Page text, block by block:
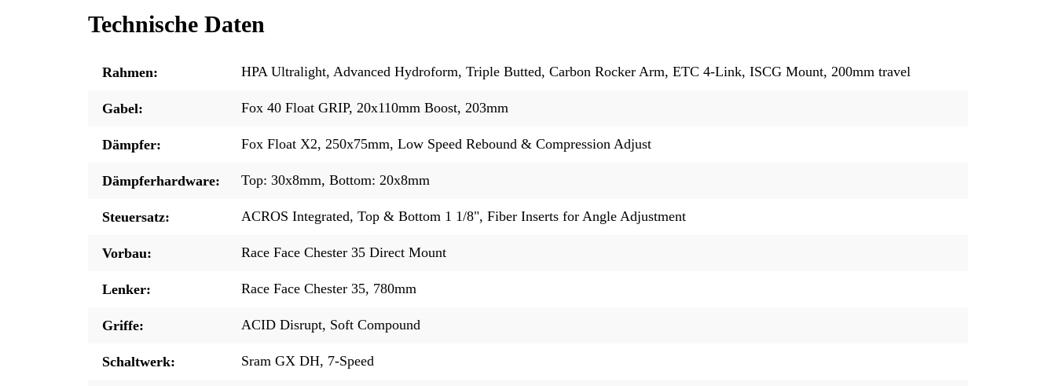
Technische Daten
Rahmen: HPA Ultralight, Advanced Hydroform, Triple Butted, Carbon Rocker Arm, ETC 4-Link, ISCG Mount, 200mm travel
Gabel: Fox 40 Float GRIP, 20x110mm Boost, 203mm
Dämpfer: Fox Float X2, 250x75mm, Low Speed Rebound & Compression Adjust
Dämpferhardware: Top: 30x8mm, Bottom: 20x8mm
Steuersatz: ACROS Integrated, Top & Bottom 1 1/8", Fiber Inserts for Angle Adjustment
Vorbau: Race Face Chester 35 Direct Mount
Lenker: Race Face Chester 35, 780mm
Griffe: ACID Disrupt, Soft Compound
Schaltwerk: Sram GX DH, 7-Speed